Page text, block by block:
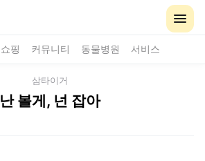
쇼핑 커뮤니티 동물병원 서비스
삼타이거
난 볼게, 넌 잡아